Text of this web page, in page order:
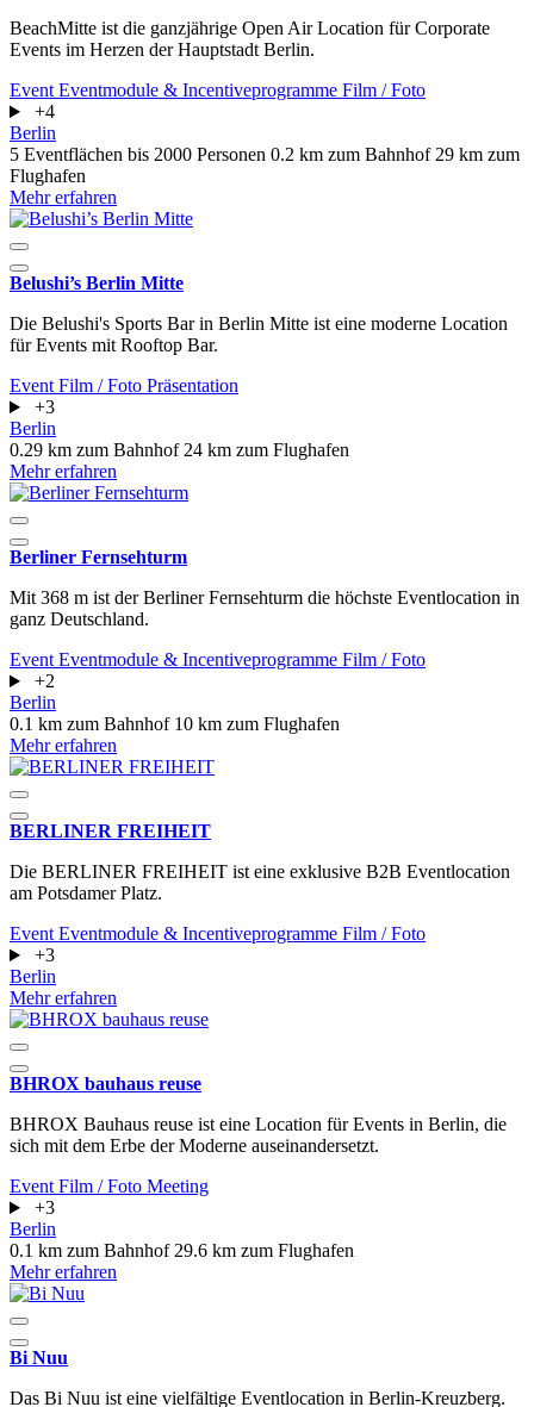
BeachMitte ist die ganzjährige Open Air Location für Corporate
Events im Herzen der Hauptstadt Berlin.
Event Eventmodule & Incentiveprogramme Film / Foto
+4
Berlin
5 Eventflächen bis 2000 Personen 0.2 km zum Bahnhof 29 km zum
Flughafen
Mehr erfahren
Belushi’s Berlin Mitte
Die Belushi's Sports Bar in Berlin Mitte ist eine moderne Location
für Events mit Rooftop Bar.
Event Film / Foto Präsentation
+3
Berlin
0.29 km zum Bahnhof 24 km zum Flughafen
Mehr erfahren
Berliner Fernsehturm
Mit 368 m ist der Berliner Fernsehturm die höchste Eventlocation in
ganz Deutschland.
Event Eventmodule & Incentiveprogramme Film / Foto
+2
Berlin
0.1 km zum Bahnhof 10 km zum Flughafen
Mehr erfahren
BERLINER FREIHEIT
Die BERLINER FREIHEIT ist eine exklusive B2B Eventlocation
am Potsdamer Platz.
Event Eventmodule & Incentiveprogramme Film / Foto
+3
Berlin
Mehr erfahren
BHROX bauhaus reuse
BHROX Bauhaus reuse ist eine Location für Events in Berlin, die
sich mit dem Erbe der Moderne auseinandersetzt.
Event Film / Foto Meeting
+3
Berlin
0.1 km zum Bahnhof 29.6 km zum Flughafen
Mehr erfahren
Bi Nuu
Das Bi Nuu ist eine vielfältige Eventlocation in Berlin-Kreuzberg.